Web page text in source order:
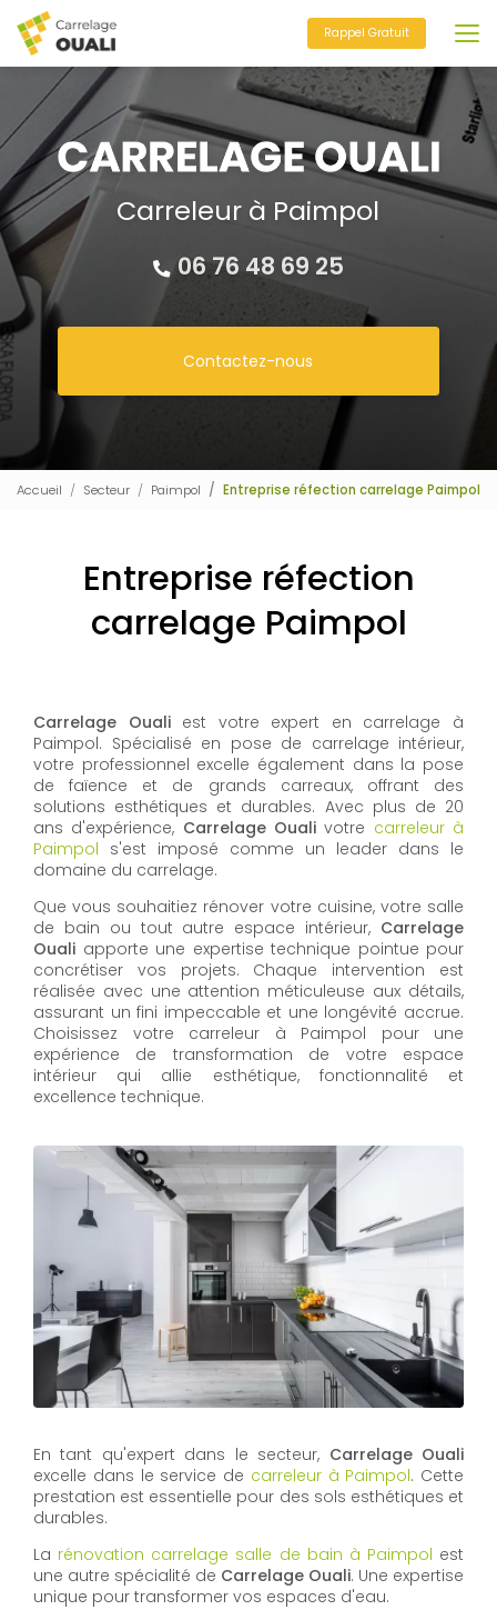
au
contenu
principal
Rappel Gratuit
Carreleur à Paimpol
06 76 48 69 25
Contactez-nous
Accueil Secteur Paimpol Entreprise réfection carrelage Paimpol
Entreprise réfection
carrelage Paimpol
Carrelage Oualiest votre expert en carrelage à
Paimpol. Spécialisé en pose de carrelage intérieur,
votre professionnel excelle également dans la pose
de faïence et de grands carreaux, offrant des
solutions esthétiques et durables. Avec plus de 20
ans d'expérience, Carrelage Ouali votre carreleur à
Paimpol s'est imposé comme un leader dans le
domaine du carrelage.
Que vous souhaitiez rénover votre cuisine, votre salle
de bain ou tout autre espace intérieur, Carrelage
Ouali apporte une expertise technique pointue pour
concrétiser vos projets. Chaque intervention est
réalisée avec une attention méticuleuse aux détails,
assurant un fini impeccable et une longévité accrue.
Choisissez votre carreleur à Paimpol pour une
expérience de transformation de votre espace
intérieur qui allie esthétique, fonctionnalité et
excellence technique.
En tant qu'expert dans le secteur, Carrelage Ouali
excelle dans le service de carreleur à Paimpol. Cette
prestation est essentielle pour des sols esthétiques et
durables.
La rénovation carrelage salle de bain à Paimpol est
une autre spécialité de Carrelage Ouali. Une expertise
unique pour transformer vos espaces d'eau.